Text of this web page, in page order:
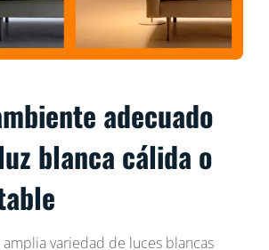
adecuado
blanca cálida o
variedad de luces blancas